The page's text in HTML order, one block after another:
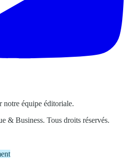
notre équipe éditoriale.
& Business. Tous droits réservés.